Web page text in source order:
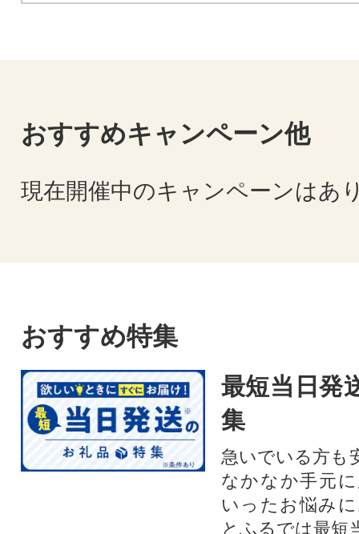
おすすめキャンペーン他
現在開催中のキャンペーンはあ
おすすめ特集
最短当日発
集
急いでいる方も
なかなか手元
いったお悩み
とふるでは最短